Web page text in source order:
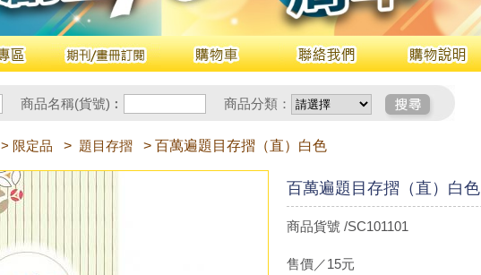
商品名稱(貨號)︰ 商品分類：
> 限定品 > 題目存摺 > 百萬遍題目存摺（直）白色
百萬遍題目存摺（直）白色
商品貨號 /SC101101
售價／15元